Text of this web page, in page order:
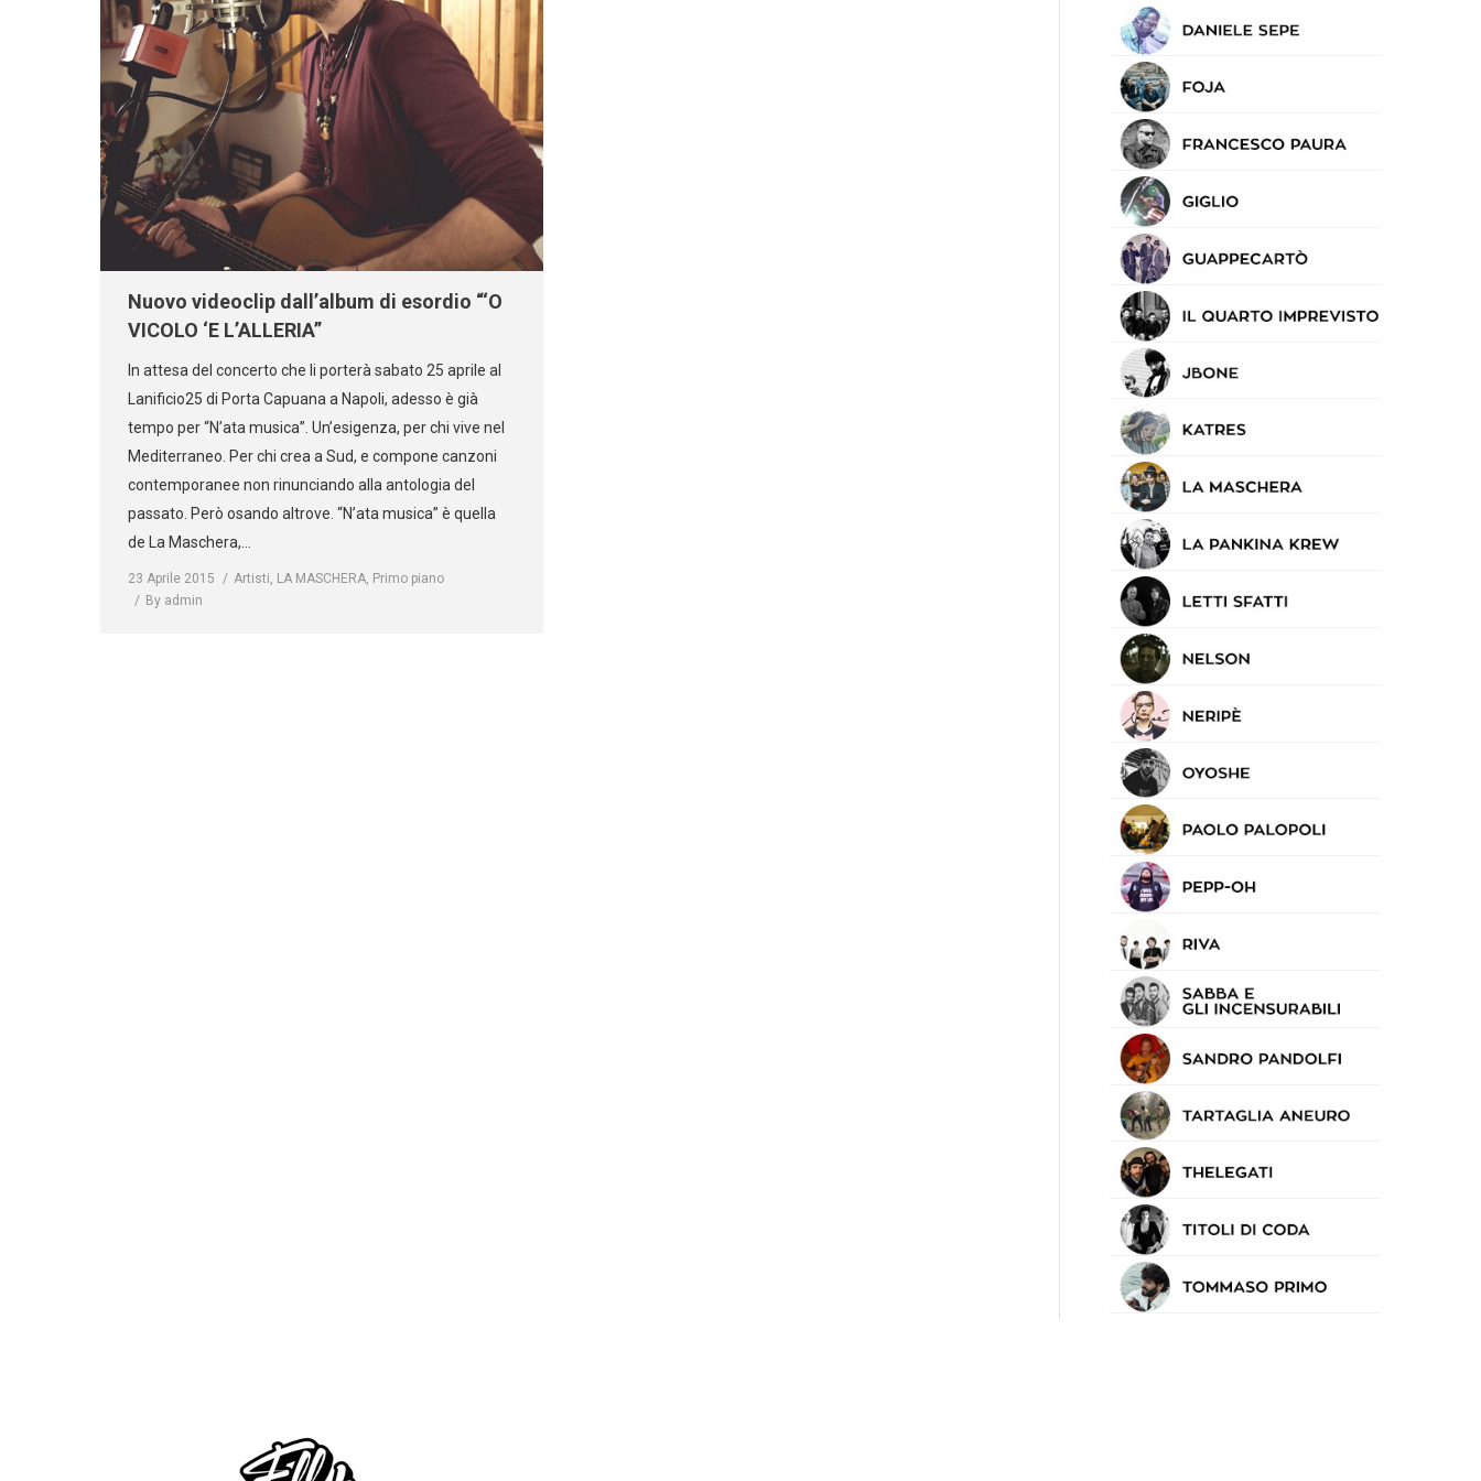
Nuovo videoclip dall’album di esordio “‘O
VICOLO ‘E L’ALLERIA”
In attesa del concerto che li porterà sabato 25 aprile al
Lanificio25 di Porta Capuana a Napoli, adesso è già
tempo per “N’ata musica”. Un’esigenza, per chi vive nel
Mediterraneo. Per chi crea a Sud, e compone canzoni
contemporanee non rinunciando alla antologia del
passato. Però osando altrove. “N’ata musica” è quella
de La Maschera,…
23 Aprile 2015 Artisti, LA MASCHERA, Primo piano
By admin